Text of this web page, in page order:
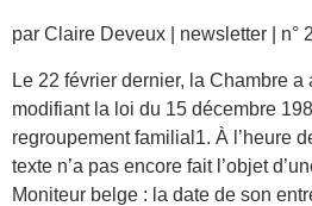
par Claire Deveux | newsletter | n°
Le 22 février dernier, la Chambre
modifiant la loi du 15 décembre
regroupement familial1. À l’heure
texte n’a pas encore fait l’objet
Moniteur belge : la date de son